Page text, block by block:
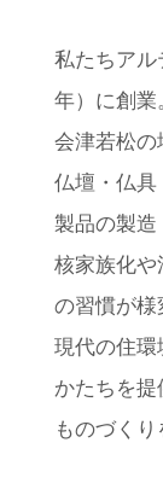
私たちアル
年）に創業
会津若松の
仏壇・仏具
製品の製造
核家族化や
の習慣が様
現代の住環
かたちを提
ものづくり